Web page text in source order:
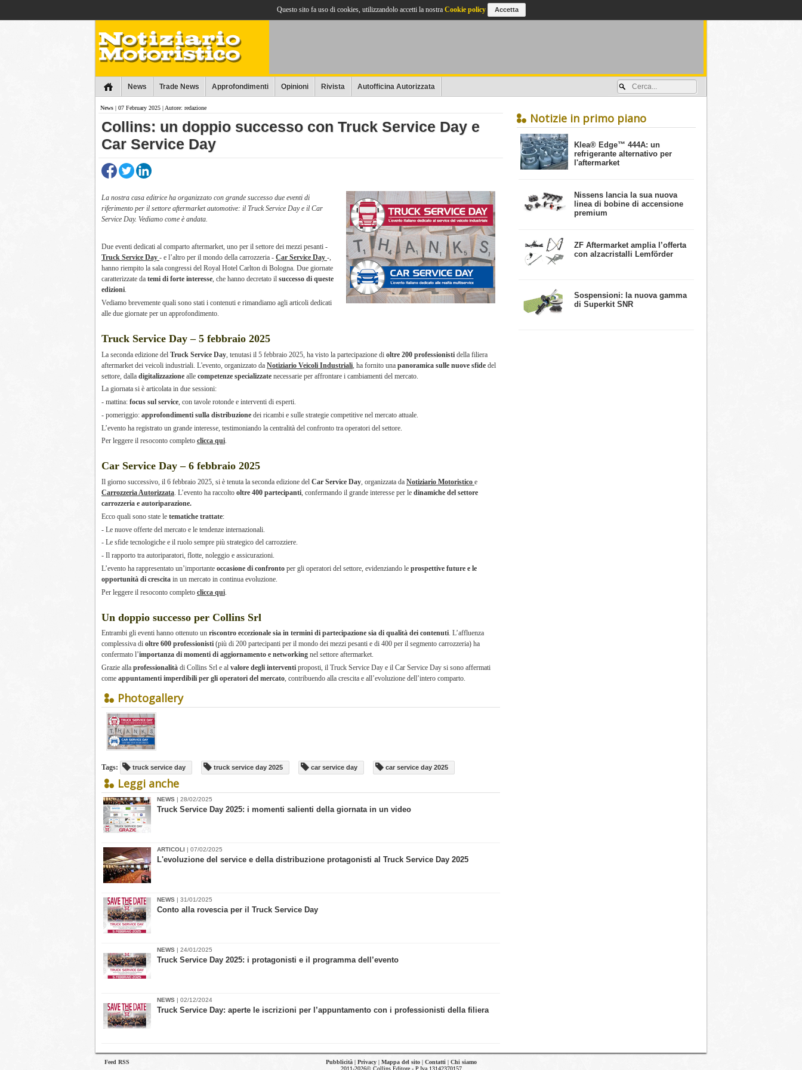
News Trade News Approfondimenti Opinioni Rivista Autofficina Autorizzata
Notizie in primo piano
​Klea® Edge™ 444A: un
refrigerante alternativo per
l'aftermarket
Nissens lancia la sua nuova
linea di bobine di accensione
premium
ZF Aftermarket amplia l’offerta
con alzacristalli Lemförder
​Sospensioni: la nuova gamma
di Superkit SNR
News | 07 February 2025 | Autore: redazione
Collins: un doppio successo con Truck Service Day e
Car Service Day
La nostra casa editrice ha organizzato con grande successo due eventi di
riferimento per il settore aftermarket automotive: il Truck Service Day e il Car
Service Day. Vediamo come è andata.
Due eventi dedicati al comparto aftermarket, uno per il settore dei mezzi pesanti -
Truck Service Day - e l’altro per il mondo della carrozzeria - Car Service Day -,
hanno riempito la sala congressi del Royal Hotel Carlton di Bologna. Due giornate
caratterizzate da temi di forte interesse, che hanno decretato il successo di queste
edizioni.
Vediamo brevemente quali sono stati i contenuti e rimandiamo agli articoli dedicati
alle due giornate per un approfondimento.
Truck Service Day – 5 febbraio 2025
La seconda edizione del Truck Service Day , tenutasi il 5 febbraio 2025, ha visto la partecipazione di oltre 200 professionisti della filiera
aftermarket dei veicoli industriali. L'evento, organizzato da Notiziario Veicoli Industriali , ha fornito una panoramica sulle nuove sfide del
settore, dalla digitalizzazione alle competenze specializzate necessarie per affrontare i cambiamenti del mercato.
La giornata si è articolata in due sessioni:
- mattina: focus sul service, con tavole rotonde e interventi di esperti.
- pomeriggio: approfondimenti sulla distribuzione dei ricambi e sulle strategie competitive nel mercato attuale.
L’evento ha registrato un grande interesse, testimoniando la centralità del confronto tra operatori del settore.
Per leggere il resoconto completo clicca qui.
Car Service Day – 6 febbraio 2025
Il giorno successivo, il 6 febbraio 2025, si è tenuta la seconda edizione del Car Service Day, organizzata da Notiziario Motoristico e
Carrozzeria Autorizzata. L’evento ha raccolto oltre 400 partecipanti, confermando il grande interesse per le dinamiche del settore
carrozzeria e autoriparazione.
Ecco quali sono state le tematiche trattate:
- Le nuove offerte del mercato e le tendenze internazionali.
- Le sfide tecnologiche e il ruolo sempre più strategico del carrozziere.
- Il rapporto tra autoriparatori, flotte, noleggio e assicurazioni.
L’evento ha rappresentato un’importante occasione di confronto per gli operatori del settore, evidenziando le prospettive future e le
opportunità di crescita in un mercato in continua evoluzione.
Per leggere il resoconto completo clicca qui
Un doppio successo per Collins Srl
Entrambi gli eventi hanno ottenuto un riscontro eccezionale sia in termini di partecipazione sia di qualità dei contenuti. L’affluenza
complessiva di oltre 600 professionisti (più di 200 partecipanti per il mondo dei mezzi pesanti e di 400 per il segmento carrozzeria) ha
confermato l’importanza di momenti di aggiornamento e networking nel settore aftermarket.
Grazie alla professionalità di Collins Srl e al valore degli interventi proposti, il Truck Service Day e il Car Service Day si sono affermati
come appuntamenti imperdibili per gli operatori del mercato, contribuendo alla crescita e all’evoluzione dell’intero comparto.
Photogallery
Tags: truck service day truck service day 2025 car service day car service day 2025
Leggi anche
NEWS | 28/02/2025
Truck Service Day 2025: i momenti salienti della giornata in un video
ARTICOLI | 07/02/2025
L'evoluzione del service e della distribuzione protagonisti al Truck Service Day 2025
NEWS | 31/01/2025
Conto alla rovescia per il Truck Service Day
NEWS | 24/01/2025
​Truck Service Day 2025: i protagonisti e il programma dell’evento
NEWS | 02/12/2024
Truck Service Day: aperte le iscrizioni per l’appuntamento con i professionisti della filiera
Feed RSS Pubblicità| Privacy| Mappa del sito| Contatti| Chi siamo
2011-2026© Collins Editore - P.Iva 13142370157
Questo sito fa uso di cookies, utilizzandolo accetti la nostra Cookie policy Accetta